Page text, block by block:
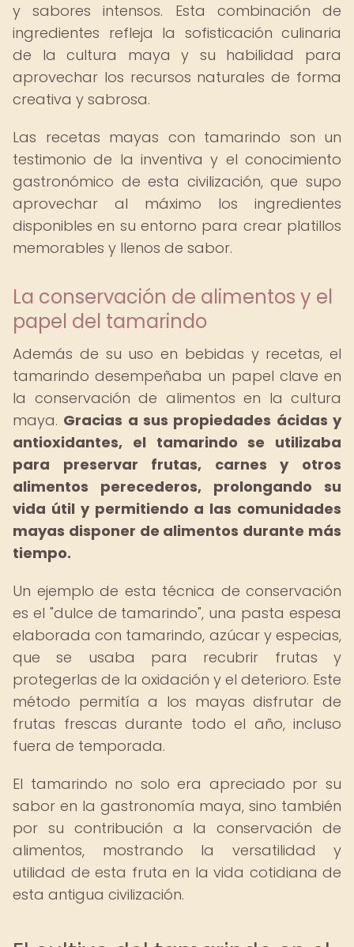
y sabores intensos. Esta combinación de
ingredientes refleja la sofisticación culinaria
de la cultura maya y su habilidad para
aprovechar los recursos naturales de forma
creativa y sabrosa.
Las recetas mayas con tamarindo son un
testimonio de la inventiva y el conocimiento
gastronómico de esta civilización, que supo
aprovechar al máximo los ingredientes
disponibles en su entorno para crear platillos
memorables y llenos de sabor.
La conservación de alimentos y el
papel del tamarindo
Además de su uso en bebidas y recetas, el
tamarindo desempeñaba un papel clave en
la conservación de alimentos en la cultura
maya. Gracias a sus propiedades ácidas y
antioxidantes, el tamarindo se utilizaba
para preservar frutas, carnes y otros
alimentos perecederos, prolongando su
vida útil y permitiendo a las comunidades
mayas disponer de alimentos durante más
tiempo.
Un ejemplo de esta técnica de conservación
es el "dulce de tamarindo", una pasta espesa
elaborada con tamarindo, azúcar y especias,
que se usaba para recubrir frutas y
protegerlas de la oxidación y el deterioro. Este
método permitía a los mayas disfrutar de
frutas frescas durante todo el año, incluso
fuera de temporada.
El tamarindo no solo era apreciado por su
sabor en la gastronomía maya, sino también
por su contribución a la conservación de
alimentos, mostrando la versatilidad y
utilidad de esta fruta en la vida cotidiana de
esta antigua civilización.